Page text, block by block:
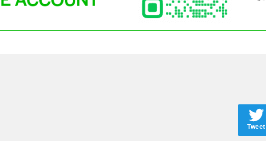
Tweet